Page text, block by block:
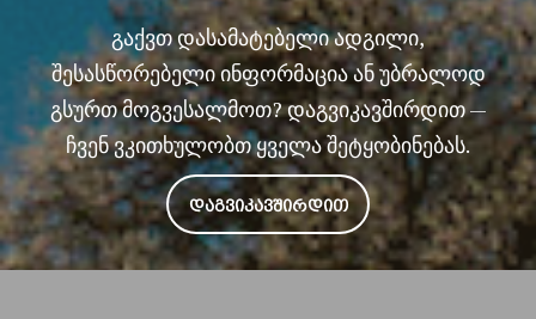
გაქვთ დასამატებელი ადგილი,
შესასწორებელი ინფორმაცია ან უბრალოდ
გსურთ მოგვესალმოთ? დაგვიკავშირდით —
ჩვენ ვკითხულობთ ყველა შეტყობინებას.
ᲓᲐᲒᲕᲘᲙᲐᲕᲨᲘᲠᲓᲘᲗ